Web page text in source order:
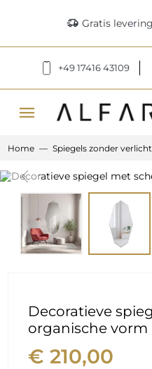
delivery_truck_speed Gratis
+49 17416 43109
menu
Home Spiegels zonder
Previous
Decoratieve
organische vorm
€ 210,00